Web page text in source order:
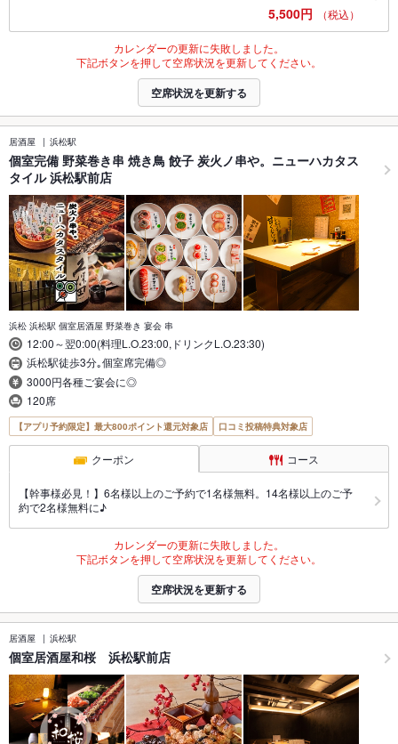
5,500円 （税込）
カレンダーの更新に失敗しました。
下記ボタンを押して空席状況を更新してください。
空席状況を更新する
居酒屋 浜松駅
個室完備 野菜巻き串 焼き鳥 餃子 炭火ノ串や。ニューハカタス
タイル 浜松駅前店
浜松 浜松駅 個室居酒屋 野菜巻き 宴会 串
12:00～翌0:00(料理L.O.23:00,ドリンクL.O.23:30)
浜松駅徒歩3分｡個室席完備◎
3000円各種ご宴会に◎
120席
【アプリ予約限定】最大800ポイント還元対象店 口コミ投稿特典対象店
クーポン コース
【幹事様必見！】6名様以上のご予約で1名様無料。14名様以上のご予
約で2名様無料に♪
カレンダーの更新に失敗しました。
下記ボタンを押して空席状況を更新してください。
空席状況を更新する
居酒屋 浜松駅
個室居酒屋和桜 浜松駅前店